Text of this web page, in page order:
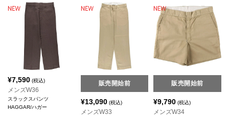
¥7,590 (税込)
メンズW36
スラックスパンツ
HAGGAR/ハガー
販売開始前
¥13,090(税込)
メンズW33
販売開始前
¥9,790 (税込)
メンズW34